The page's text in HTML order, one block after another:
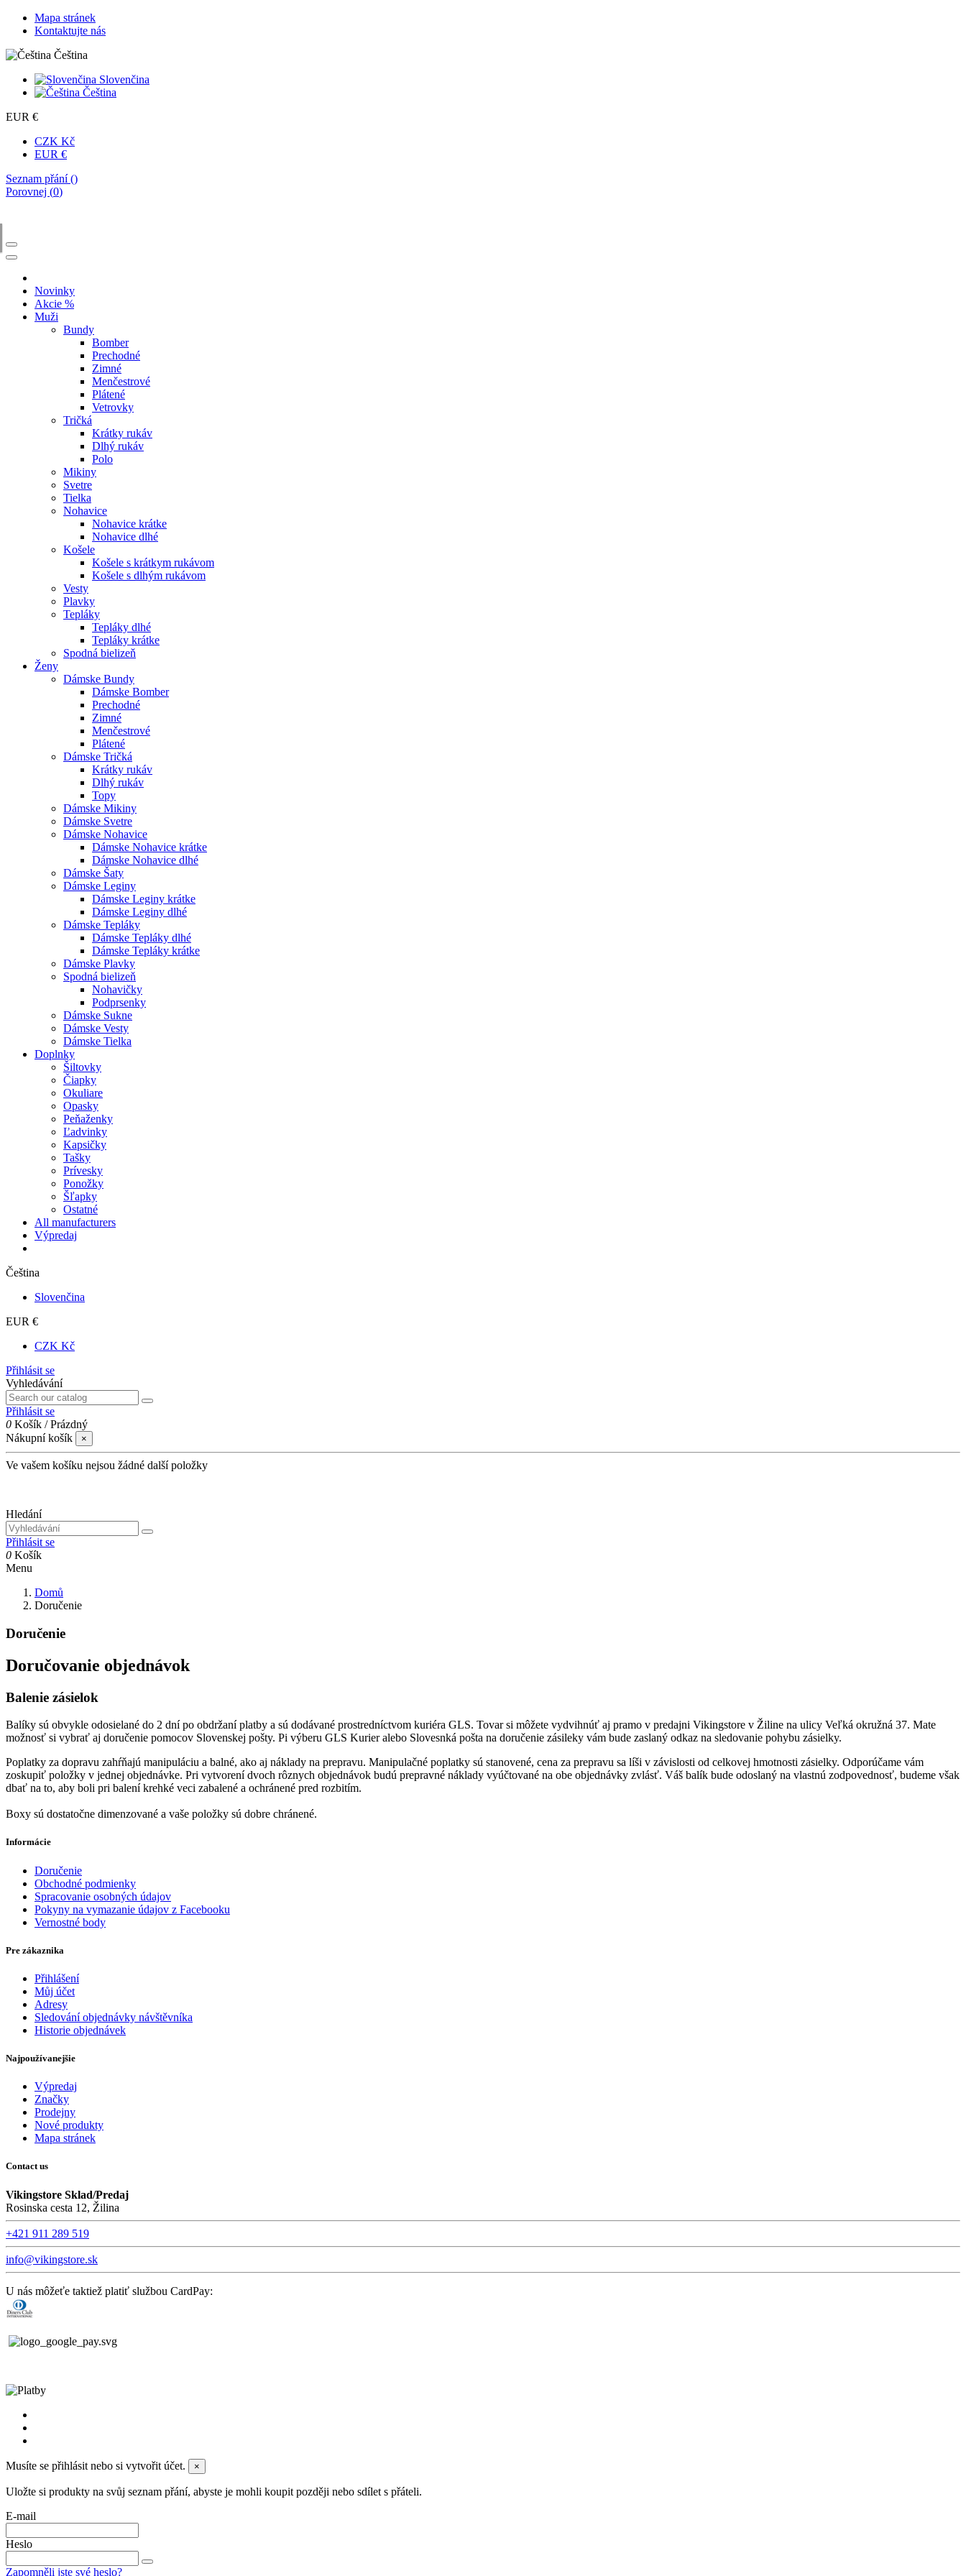
Mapa stránek
Kontaktujte nás
Čeština
Slovenčina
Čeština
EUR €
CZK Kč
EUR €
Seznam přání ()
Porovnej (0)
Novinky
Akcie %
Muži
Bundy
Bomber
Prechodné
Zimné
Menčestrové
Plátené
Vetrovky
Tričká
Krátky rukáv
Dlhý rukáv
Polo
Mikiny
Svetre
Tielka
Nohavice
Nohavice krátke
Nohavice dlhé
Košele
Košele s krátkym rukávom
Košele s dlhým rukávom
Vesty
Plavky
Tepláky
Tepláky dlhé
Tepláky krátke
Spodná bielizeň
Ženy
Dámske Bundy
Dámske Bomber
Prechodné
Zimné
Menčestrové
Plátené
Dámske Tričká
Krátky rukáv
Dlhý rukáv
Topy
Dámske Mikiny
Dámske Svetre
Dámske Nohavice
Dámske Nohavice krátke
Dámske Nohavice dlhé
Dámske Šaty
Dámske Leginy
Dámske Leginy krátke
Dámske Leginy dlhé
Dámske Tepláky
Dámske Tepláky dlhé
Dámske Tepláky krátke
Dámske Plavky
Spodná bielizeň
Nohavičky
Podprsenky
Dámske Sukne
Dámske Vesty
Dámske Tielka
Doplnky
Šiltovky
Čiapky
Okuliare
Opasky
Peňaženky
Ľadvinky
Kapsičky
Tašky
Prívesky
Ponožky
Šľapky
Ostatné
All manufacturers
Výpredaj
Čeština
Slovenčina
EUR €
CZK Kč
Přihlásit se
Vyhledávání
Přihlásit se
0 Košík /Prázdný
Nákupní košík
×
Ve vašem košíku nejsou žádné další položky
Hledání
Přihlásit se
0 Košík
Menu
Domů
Doručenie
Doručenie
Doručovanie objednávok
Balenie zásielok
Balíky sú obvykle odosielané do 2 dní po obdržaní platby a sú dodávané prostredníctvom kuriéra GLS. Tovar si môžete vydvihnúť aj pramo v predajni Vikingstore v Žiline na ulicy Veľká okružná 37. Mate
možnosť si vybrať aj doručenie pomocov Slovenskej pošty. Pi výberu GLS Kurier alebo Slovesnká pošta na doručenie zásileky vám bude zaslaný odkaz na sledovanie pohybu zásielky.
Poplatky za dopravu zahŕňajú manipuláciu a balné, ako aj náklady na prepravu. Manipulačné poplatky sú stanovené, cena za prepravu sa líši v závislosti od celkovej hmotnosti zásielky. Odporúčame vám
zoskupiť položky v jednej objednávke. Pri vytvorení dvoch rôznych objednávok budú prepravné náklady vyúčtované na obe objednávky zvlásť. Váš balík bude odoslaný na vlastnú zodpovednosť, budeme však
dbať na to, aby boli pri balení krehké veci zabalené a ochránené pred rozbitím.
Boxy sú dostatočne dimenzované a vaše položky sú dobre chránené.
Informácie
Doručenie
Obchodné podmienky
Spracovanie osobných údajov
Pokyny na vymazanie údajov z Facebooku
Vernostné body
Pre zákaznika
Přihlášení
Můj účet
Adresy
Sledování objednávky návštěvníka
Historie objednávek
Najpoužívanejšie
Výpredaj
Značky
Prodejny
Nové produkty
Mapa stránek
Contact us
Vikingstore Sklad/Predaj
Rosinska cesta 12, Žilina
+421 911 289 519
info@vikingstore.sk
U nás môžeťe taktiež platiť službou CardPay:
Musíte se přihlásit nebo si vytvořit účet. ×
Uložte si produkty na svůj seznam přání, abyste je mohli koupit později nebo sdílet s přáteli.
E-mail
Heslo
Zapomněli jste své heslo?